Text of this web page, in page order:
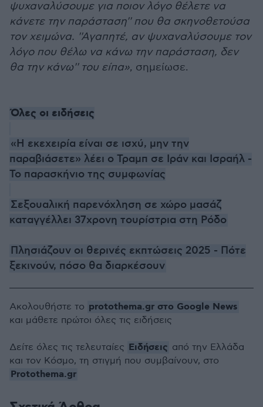
ψυχαναλύσουμε για ποιον λόγο θέλετε να
κάνετε την παράσταση'' που θα σκηνοθετούσα
τον χειμώνα. ''Αγαπητέ, αν ψυχαναλύσουμε τον
λόγο που θέλω να κάνω την παράσταση, δεν
θα την κάνω'' του είπα», σημείωσε.
Όλες οι ειδήσεις
«Η εκεχειρία είναι σε ισχύ, μην την
παραβιάσετε» λέει ο Τραμπ σε Ιράν και Ισραήλ -
Το παρασκήνιο της συμφωνίας
Σεξουαλική παρενόχληση σε χώρο μασάζ
καταγγέλλει 37χρονη τουρίστρια στη Ρόδο
Πλησιάζουν οι θερινές εκπτώσεις 2025 - Πότε
ξεκινούν, πόσο θα διαρκέσουν
Ακολουθήστε το protothema.gr στο Google News
και μάθετε πρώτοι όλες τις ειδήσεις
Δείτε όλες τις τελευταίες Ειδήσεις από την Ελλάδα
και τον Κόσμο, τη στιγμή που συμβαίνουν, στο
Protothema.gr